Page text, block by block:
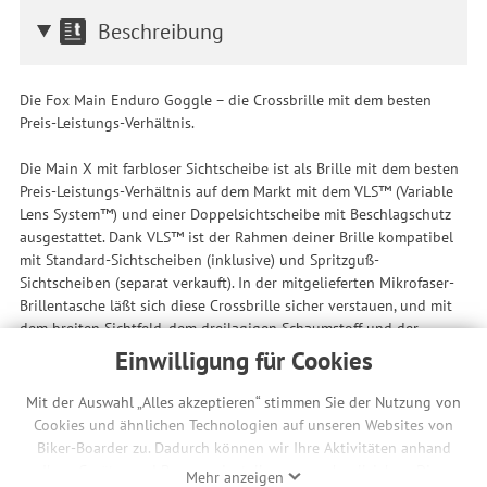
Einwilligung für Cookies
Mit der Auswahl „Alles akzeptieren“ stimmen Sie der Nutzung von
Cookies und ähnlichen Technologien auf unseren Websites von
Biker-Boarder zu. Dadurch können wir Ihre Aktivitäten anhand
Ihrer Geräte- und Browsereinstellungen nachvollziehen. Dies
Mehr anzeigen
Beschreibung
Die Fox Main Enduro Goggle – die Crossbrille mit dem besten
Preis-Leistungs-Verhältnis.
Die Main X mit farbloser Sichtscheibe ist als Brille mit dem besten
Preis-Leistungs-Verhältnis auf dem Markt mit dem VLS™ (Variable
Lens System™) und einer Doppelsichtscheibe mit Beschlagschutz
ausgestattet. Dank VLS™ ist der Rahmen deiner Brille kompatibel
mit Standard-Sichtscheiben (inklusive) und Spritzguß-
Sichtscheiben (separat verkauft). In der mitgelieferten Mikrofaser-
Brillentasche läßt sich diese Crossbrille sicher verstauen, und mit
dem breiten Sichtfeld, dem dreilagigen Schaumstoff und der
Abreißvisier-Funktion ist sie ein wahres Schwergewicht im Dirt,
hinterläßt jedoch keinen Krater in deinem Geldbeutel.
Features
Breite Öffnung für herausragende periphere Sicht
VLS™ (Variable Lens System™) zum Herausnehmen von